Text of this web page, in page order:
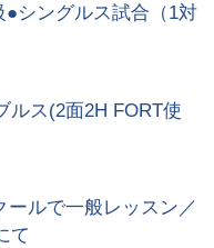
シングルス試合（1対
面2H FORT使
ールで一般レッスン／
て